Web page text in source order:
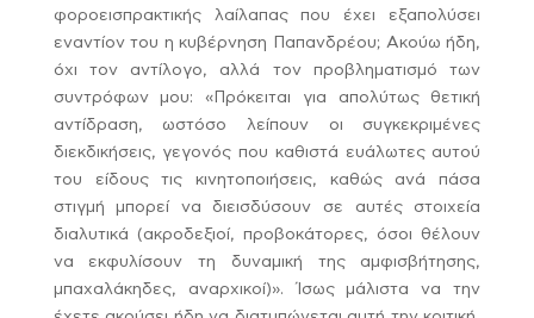
φοροεισπρακτικής λαίλαπας που έχει εξαπολύσει
εναντίον του η κυβέρνηση Παπανδρέου; Ακούω ήδη,
όχι τον αντίλογο, αλλά τον προβληματισμό των
συντρόφων μου: «Πρόκειται για απολύτως θετική
αντίδραση, ωστόσο λείπουν οι συγκεκριμένες
διεκδικήσεις, γεγονός που καθιστά ευάλωτες αυτού
του είδους τις κινητοποιήσεις, καθώς ανά πάσα
στιγμή μπορεί να διεισδύσουν σε αυτές στοιχεία
διαλυτικά (ακροδεξιοί, προβοκάτορες, όσοι θέλουν
να εκφυλίσουν τη δυναμική της αμφισβήτησης,
μπαχαλάκηδες, αναρχικοί)». Ίσως μάλιστα να την